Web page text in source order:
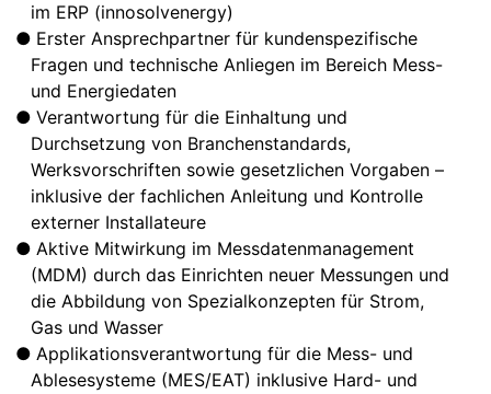
im ERP (innosolvenergy)
Erster Ansprechpartner für kundenspezifische
Fragen und technische Anliegen im Bereich Mess-
und Energiedaten
Verantwortung für die Einhaltung und
Durchsetzung von Branchenstandards,
Werksvorschriften sowie gesetzlichen Vorgaben –
inklusive der fachlichen Anleitung und Kontrolle
externer Installateure
Aktive Mitwirkung im Messdatenmanagement
(MDM) durch das Einrichten neuer Messungen und
die Abbildung von Spezialkonzepten für Strom,
Gas und Wasser
Applikationsverantwortung für die Mess- und
Ablesesysteme (MES/EAT) inklusive Hard- und